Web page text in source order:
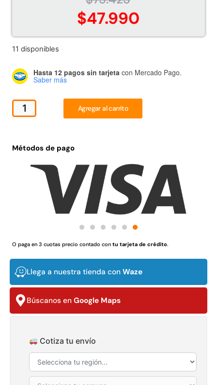
$47.990
11 disponibles
Hasta 12 pagos sin tarjeta con Mercado Pago.
Saber más
Agregar al carrito
Métodos de pago
O paga en 3 cuotas precio contado con tu tarjeta de crédito.
Llega a nuestra tienda con Waze
Búscanos en Google Maps
Cotiza tu envío
Juego Modular 02
QplayGround
Leer más
QplayGround
37%
Juego Modular 03
QplayGround
5.987.128
Agregar al carrito
Pasto sintético ornamental
Importado USA: Crown
densidad 35mm Rollo
4,57*30,48mts
$
Leer más
30%